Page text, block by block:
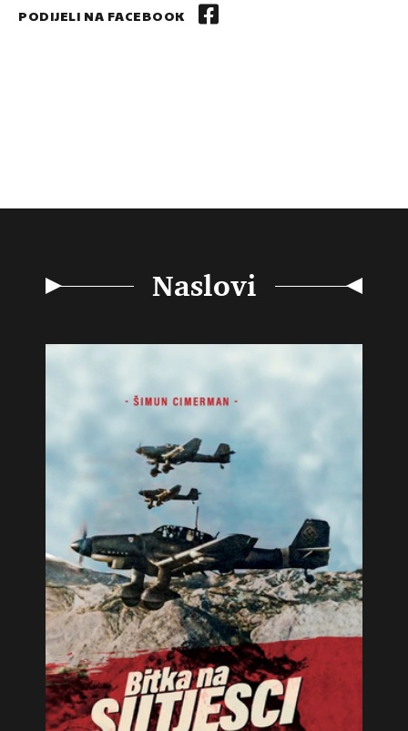
PODIJELI NA FACEBOOK
Naslovi